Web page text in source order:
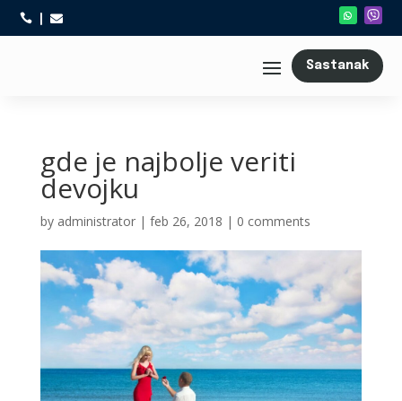
 
Sastanak
gde je najbolje veriti
devojku
by administrator| feb 26, 2018 | 0 comments